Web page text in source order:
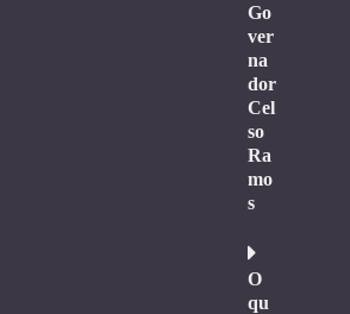
Go
ver
na
dor
Cel
so
Ra
mo
s
O
qu